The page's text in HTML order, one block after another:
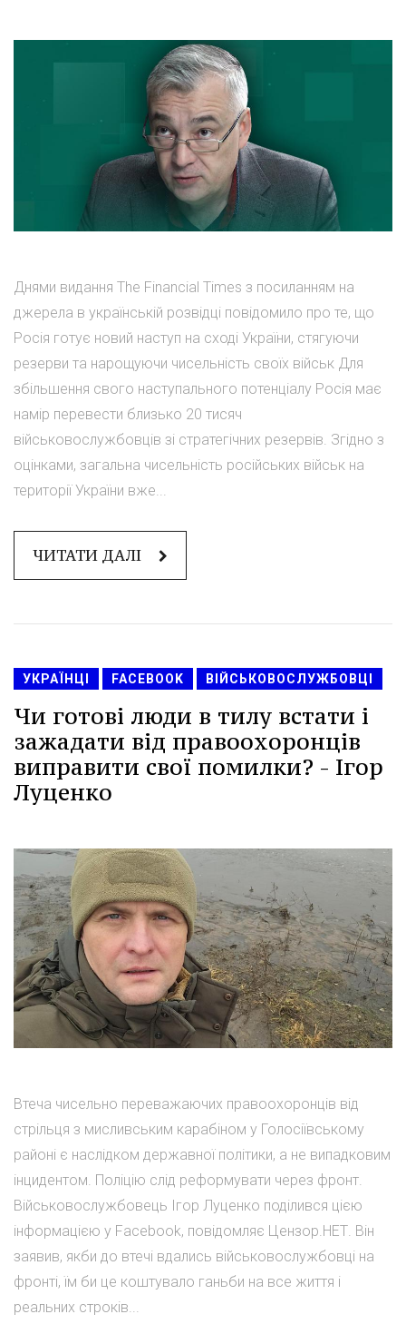
Днями видання The Financial Times з посиланням на
джерела в українській розвідці повідомило про те, що
Росія готує новий наступ на сході України, стягуючи
резерви та нарощуючи чисельність своїх військ Для
збільшення свого наступального потенціалу Росія має
намір перевести близько 20 тисяч
військовослужбовців зі стратегічних резервів. Згідно з
оцінками, загальна чисельність російських військ на
території України вже...
ЧИТАТИ ДАЛІ
УКРАЇНЦІ FACEBOOK ВІЙСЬКОВОСЛУЖБОВЦІ
Чи готові люди в тилу встати і
зажадати від правоохоронців
виправити свої помилки? - Ігор
Луценко
Втеча чисельно переважаючих правоохоронців від
стрільця з мисливським карабіном у Голосіївському
районі є наслідком державної політики, а не випадковим
інцидентом. Поліцію слід реформувати через фронт.
Військовослужбовець Ігор Луценко поділився цією
інформацією у Facebook, повідомляє Цензор.НЕТ. Він
заявив, якби до втечі вдались військовослужбовці на
фронті, їм би це коштувало ганьби на все життя і
реальних строків...